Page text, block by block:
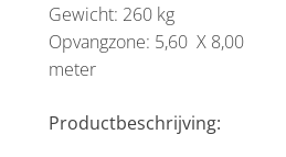
Gewicht: 260 kg
Opvangzone: 5,60 X 8,00
meter
Productbeschrijving: